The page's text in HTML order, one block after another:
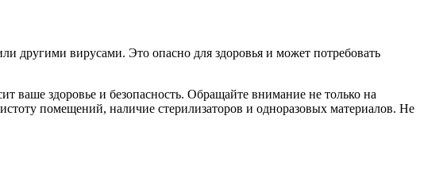
другими вирусами. Это опасно для здоровья и может потребовать
ваше здоровье и безопасность. Обращайте внимание не только на
помещений, наличие стерилизаторов и одноразовых материалов. Не